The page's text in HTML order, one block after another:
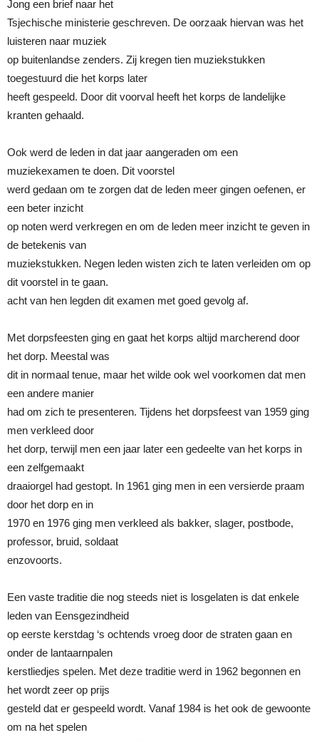
Jong een brief naar het
Tsjechische ministerie geschreven. De oorzaak hiervan was het
luisteren naar muziek
op buitenlandse zenders. Zij kregen tien muziekstukken
toegestuurd die het korps later
heeft gespeeld. Door dit voorval heeft het korps de landelijke
kranten gehaald.
Ook werd de leden in dat jaar aangeraden om een
muziekexamen te doen. Dit voorstel
werd gedaan om te zorgen dat de leden meer gingen oefenen, er
een beter inzicht
op noten werd verkregen en om de leden meer inzicht te geven in
de betekenis van
muziekstukken. Negen leden wisten zich te laten verleiden om op
dit voorstel in te gaan.
acht van hen legden dit examen met goed gevolg af.
Met dorpsfeesten ging en gaat het korps altijd marcherend door
het dorp. Meestal was
dit in normaal tenue, maar het wilde ook wel voorkomen dat men
een andere manier
had om zich te presenteren. Tijdens het dorpsfeest van 1959 ging
men verkleed door
het dorp, terwijl men een jaar later een gedeelte van het korps in
een zelfgemaakt
draaiorgel had gestopt. In 1961 ging men in een versierde praam
door het dorp en in
1970 en 1976 ging men verkleed als bakker, slager, postbode,
professor, bruid, soldaat
enzovoorts.
Een vaste traditie die nog steeds niet is losgelaten is dat enkele
leden van Eensgezindheid
op eerste kerstdag ‘s ochtends vroeg door de straten gaan en
onder de lantaarnpalen
kerstliedjes spelen. Met deze traditie werd in 1962 begonnen en
het wordt zeer op prijs
gesteld dat er gespeeld wordt. Vanaf 1984 is het ook de gewoonte
om na het spelen